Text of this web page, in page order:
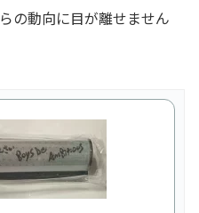
の動向に目が離せません